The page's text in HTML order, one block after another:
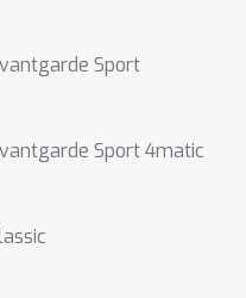
Sport
Sport 4matic